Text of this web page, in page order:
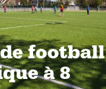
football
à 8